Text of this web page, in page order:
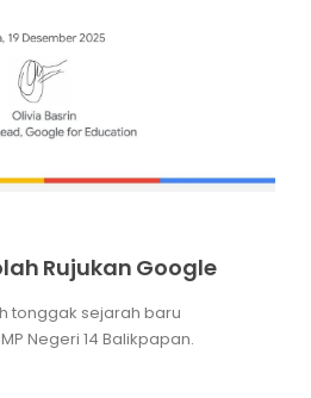
Rujukan Google
tonggak sejarah baru
Negeri 14 Balikpapan.